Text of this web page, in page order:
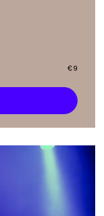
€ 9